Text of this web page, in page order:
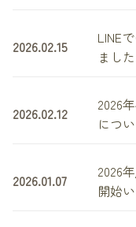
2026.02.15
LINE
ました
2026.02.12
2026
につ
2026.01.07
2026
開始